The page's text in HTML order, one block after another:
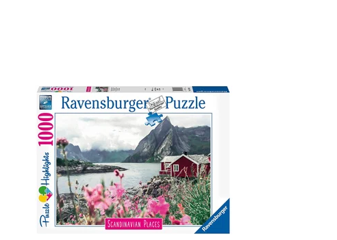
Dostupnost: Skladem3
Kód:
8464
Značka:
RAVENSBURGER